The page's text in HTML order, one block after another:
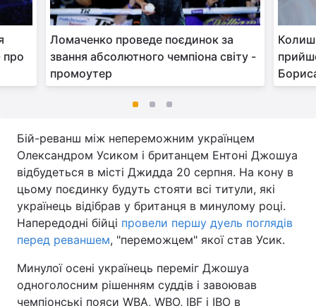
про
Ломаченко проведе поєдинок за
звання абсолютного чемпіона світу -
промоутер
Бій-реванш між непереможним українцем
Олександром Усиком і британцем Ентоні Джошуа
відбудеться в місті Джидда 20 серпня. На кону в
цьому поєдинку будуть стояти всі титули, які
українець відібрав у британця в минулому році.
Напередодні бійці провели першу дуель поглядів
перед реваншем, "переможцем" якої став Усик.
Минулої осені українець переміг Джошуа
одноголосним рішенням суддів і завоював
чемпіонські пояси WBA, WBO, IBF і IBO в